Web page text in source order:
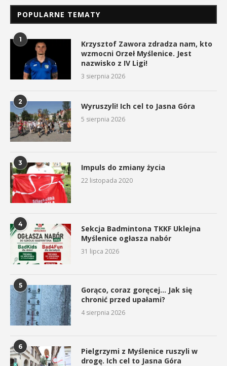
POPULARNE TEMATY
1
Krzysztof Zawora zdradza nam, kto
wzmocni Orzeł Myślenice. Jest
nazwisko z IV Ligi!
3 sierpnia 2026
2 Wyruszyli! Ich cel to Jasna Góra
5 sierpnia 2026
3 Impuls do zmiany życia
22 listopada 2020
4
Sekcja Badmintona TKKF Uklejna
Myślenice ogłasza nabór
31 lipca 2026
5
Gorąco, coraz goręcej… Jak się
chronić przed upałami?
4 sierpnia 2026
6
Pielgrzymi z Myślenice ruszyli w
drogę. Ich cel to Jasna Góra